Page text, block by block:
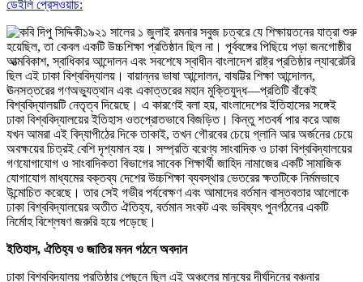
ডেইলি প্রেসওয়াচ:
১৯২১ সালের ১ জুলাই রমনার সবুজ চত্বরে যে শিক্ষায়তনের যাত্রা শুরু
হয়েছিল, তা কেবল একটি উচ্চশিক্ষা প্রতিষ্ঠান ছিল না। পূর্ববঙ্গের পিছিয়ে পড়া জনগোষ্ঠীর
আত্মবিকাশ, স্বাধিকার আন্দোলন এবং সবশেষে স্বাধীন বাংলাদেশ রাষ্ট্র প্রতিষ্ঠার ল্যাবরেটরি
ছিল এই ঢাকা বিশ্ববিদ্যালয়। বায়ান্নর ভাষা আন্দোলন, বাষট্টির শিক্ষা আন্দোলন,
ঊনসত্তরের গণঅভ্যুত্থান এবং একাত্তরের মহান মুক্তিযুদ্ধ—প্রতিটি বাঁকেই
বিশ্ববিদ্যালয়টি নেতৃত্ব দিয়েছে। এ কারণেই বলা হয়, বাংলাদেশের ইতিহাসের সঙ্গেই
ঢাকা বিশ্ববিদ্যালয়ের ইতিহাস ওতপ্রোতভাবে বিজড়িত। কিন্তু শতবর্ষ পার করে আজ
যখন আমরা এই বিদ্যাপীঠের দিকে তাকাই, তখন গৌরবের চেয়ে গ্লানি আর অর্জনের চেয়ে
অবক্ষয়ের চিত্রই বেশি দৃশ্যমান হয়। সম্প্রতি বরেণ্য সাংবাদিক ও ঢাকা বিশ্ববিদ্যালয়ের
গণযোগাযোগ ও সাংবাদিকতা বিভাগের সাবেক শিক্ষার্থী জাহিদ নামাজের একটি সামাজিক
যোগাযোগ মাধ্যমের বক্তব্য দেশের উচ্চশিক্ষা ব্যবস্থার ভেতরের ক্ষতটিকে নির্মমভাবে
উন্মোচিত করেছে। তার সেই গভীর পর্যবেক্ষণ এবং আমাদের বর্তমান বাস্তবতার আলোকে
ঢাকা বিশ্ববিদ্যালয়ের অতীত ঐতিহ্য, বর্তমান সংকট এবং ভবিষ্যৎ পুনর্গঠনের একটি
নির্মোহ বিশ্লেষণ জরুরি হয়ে পড়েছে।
ইতিহাস, ঐতিহ্য ও জাতির মনন গঠনে অবদান
ঢাকা বিশ্ববিদ্যালয় প্রতিষ্ঠার পেছনে ছিল এই অঞ্চলের মানুষের দীর্ঘদিনের বঞ্চনার